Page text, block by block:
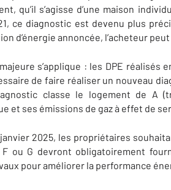
qu’il s’agisse d’une maison
ce diagnostic est devenu plus
d’énergie annoncée, l’acheteur
s’applique : les DPE réalisés
de faire réaliser un nouveau
classe le logement de A
et ses émissions de gaz à effet de
2025, les propriétaires
ou G devront obligatoirement
pour améliorer la performance